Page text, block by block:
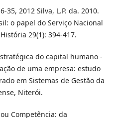
35, 2012 Silva, L.P. da. 2010.
o papel do Serviço Nacional
29(1): 394-417.
do capital humano -
de uma empresa: estudo
em Sistemas de Gestão da
Niterói.
Competência: da